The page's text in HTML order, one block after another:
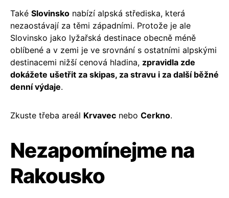
Také Slovinsko nabízí alpská střediska, která
nezaostávají za těmi západními. Protože je ale
Slovinsko jako lyžařská destinace obecně méně
oblíbené a v zemi je ve srovnání s ostatními alpskými
destinacemi nižší cenová hladina, zpravidla zde
dokážete ušetřit za skipas, za stravu i za další běžné
denní výdaje.
Zkuste třeba areál Krvavec nebo Cerkno.
Nezapomínejme na
Rakousko